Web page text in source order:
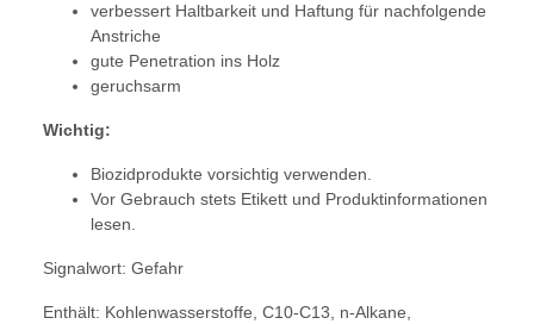
verbessert Haltbarkeit und Haftung für nachfolgende
Anstriche
gute Penetration ins Holz
geruchsarm
Wichtig:
Biozidprodukte vorsichtig verwenden.
Vor Gebrauch stets Etikett und Produktinformationen
lesen.
Signalwort: Gefahr
Enthält: Kohlenwasserstoffe, C10-C13, n-Alkane,